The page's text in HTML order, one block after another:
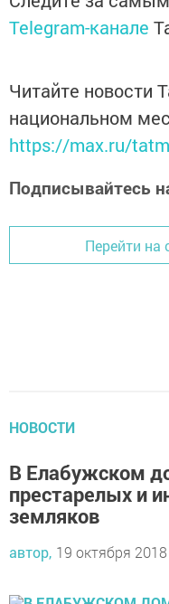
Telegram-канале
Читайте новости
национальном
https://max.ru/
Подписывайтесь
Перейти на
НОВОСТИ
В Елабужском
престарелых и
земляков
автор, 19 октября